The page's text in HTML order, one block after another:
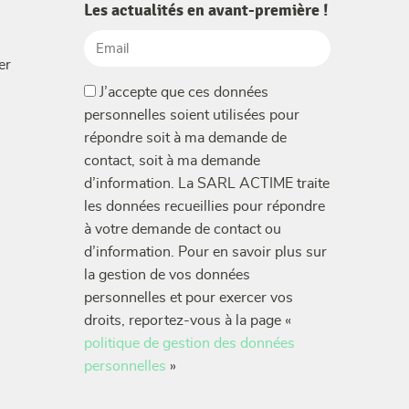
Les actualités en avant-première !
Email
(Nécessaire)
J’accepte que ces données
personnelles soient utilisées pour
répondre soit à ma demande de
contact, soit à ma demande
d’information. La SARL ACTIME traite
les données recueillies pour répondre
à votre demande de contact ou
d’information. Pour en savoir plus sur
la gestion de vos données
personnelles et pour exercer vos
droits, reportez-vous à la page «
politique de gestion des données
personnelles »